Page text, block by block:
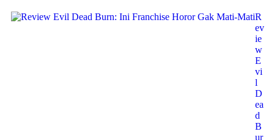
R
ev
ie
w
E
vi
l
D
ea
d
B
ur